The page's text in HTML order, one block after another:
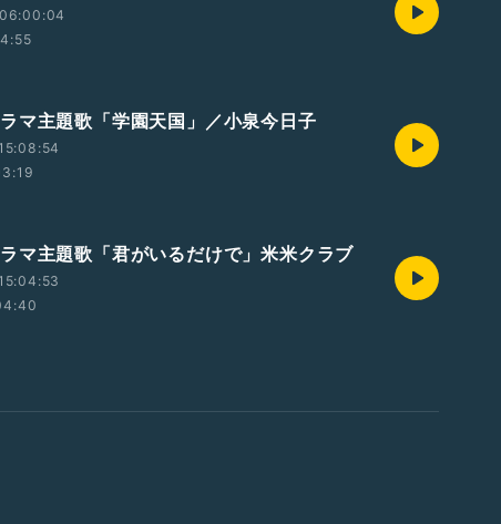
マ主題歌「学園天国」／小泉今日子
マ主題歌「君がいるだけで」米米クラブ